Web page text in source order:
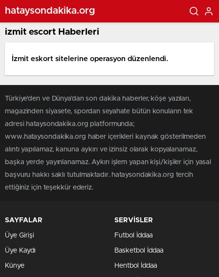
hataysondakika.org
izmit escort Haberleri
İzmit eskort sitelerine operasyon düzenlendi.
Türkiye'den ve Dünya’dan son dakika haberler, köşe yazıları,
magazinden siyasete, spordan seyahate bütün konuların tek
adresi hataysondakika.org platformunda;
www.hataysondakika.org haber içerikleri kaynak gösterilmeden
alıntı yapılamaz, kanuna aykırı ve izinsiz olarak kopyalanamaz,
başka yerde yayınlanamaz. Aykırı işlem yapan kişi/kişiler için yasal
başvuru hakkı saklı tutulmaktadır. hataysondakika.org tercih
ettiğiniz için teşekkür ederiz.
SAYFALAR
Üye Girişi
Üye Kaydı
Künye
SERVİSLER
Futbol İddaa
Basketbol İddaa
Hentbol İddaa